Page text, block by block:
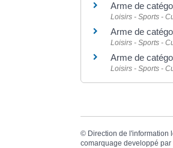
Arme de
Loisirs - Sports -
Arme de
Loisirs - Sports -
Arme de
Loisirs - Sports -
© Direction de l'information
comarquage developpé par